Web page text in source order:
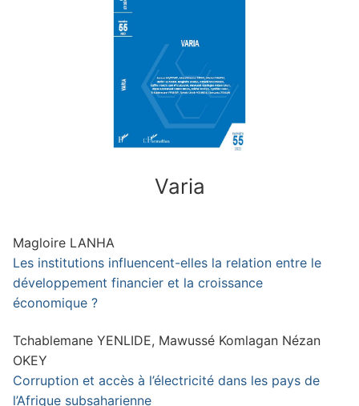
Propositions de publication
Bulletin d’abonnement
Contacts
RechercherVaria
Magloire LANHA
Les institutions influencent-elles la relation entre le
développement financier et la croissance
économique ?
Tchablemane YENLIDE, Mawussé Komlagan Nézan
OKEY
Corruption et accès à l’électricité dans les pays de
l’Afrique subsaharienne